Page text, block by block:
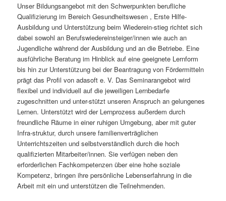
Unser Bildungsangebot mit den Schwerpunkten berufliche
Qualifizierung im Bereich Gesundheitswesen , Erste Hilfe-
Ausbildung und Unterstützung beim Wiederein-stieg richtet sich
dabei sowohl an Berufswiedereinsteiger/innen wie auch an
Jugendliche während der Ausbildung und an die Betriebe. Eine
ausführliche Beratung im Hinblick auf eine geeignete Lernform
bis hin zur Unterstützung bei der Beantragung von Fördermitteln
prägt das Profil von adasoft e. V. Das Seminarangebot wird
flexibel und individuell auf die jeweiligen Lernbedarfe
zugeschnitten und unter-stützt unseren Anspruch an gelungenes
Lernen. Unterstützt wird der Lernprozess außerdem durch
freundliche Räume in einer ruhigen Umgebung, aber mit guter
Infra-struktur, durch unsere familienverträglichen
Unterrichtszeiten und selbstverständlich durch die hoch
qualifizierten Mitarbeiter/innen. Sie verfügen neben den
erforderlichen Fachkompetenzen über eine hohe soziale
Kompetenz, bringen ihre persönliche Lebenserfahrung in die
Arbeit mit ein und unterstützen die Teilnehmenden.